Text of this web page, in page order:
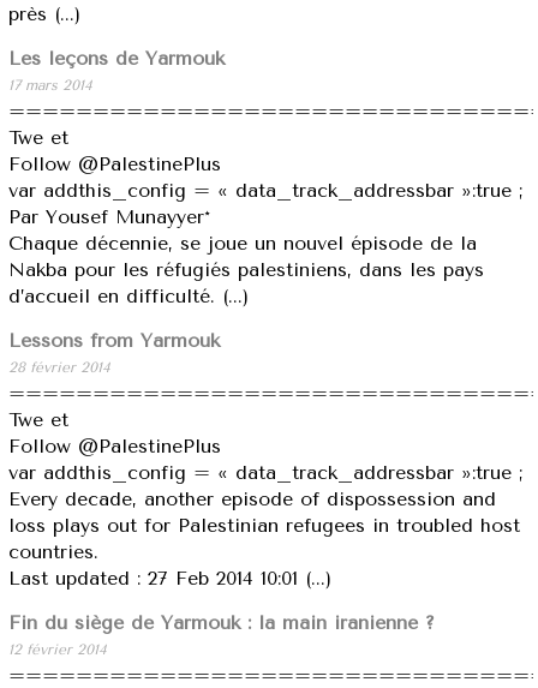
près (...)
Les leçons de Yarmouk
17 mars 2014
Twe et
Follow @PalestinePlus
var addthis_config = « data_track_addressbar »:true ;
Par Yousef Munayyer*
Chaque décennie, se joue un nouvel épisode de la
Nakba pour les réfugiés palestiniens, dans les pays
d’accueil en difficulté. (...)
Lessons from Yarmouk
28 février 2014
Twe et
Follow @PalestinePlus
var addthis_config = « data_track_addressbar »:true ;
Every decade, another episode of dispossession and
loss plays out for Palestinian refugees in troubled host
countries.
Last updated : 27 Feb 2014 10:01 (...)
Fin du siège de Yarmouk : la main iranienne ?
12 février 2014